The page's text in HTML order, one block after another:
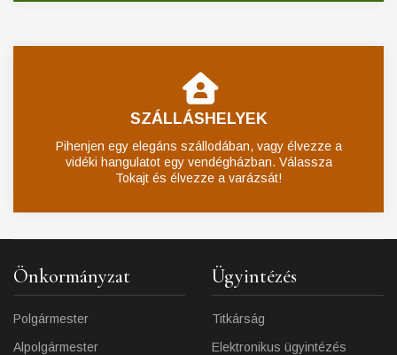
SZÁLLÁSHELYEK
Pihenjen egy elegáns szállodában, vagy élvezze a
vidéki hangulatot egy vendégházban. Válassza
Tokajt és élvezze a varázsát!
Önkormányzat
Polgármester
Alpolgármester
Ügyintézés
Titkárság
Elektronikus ügyintézés